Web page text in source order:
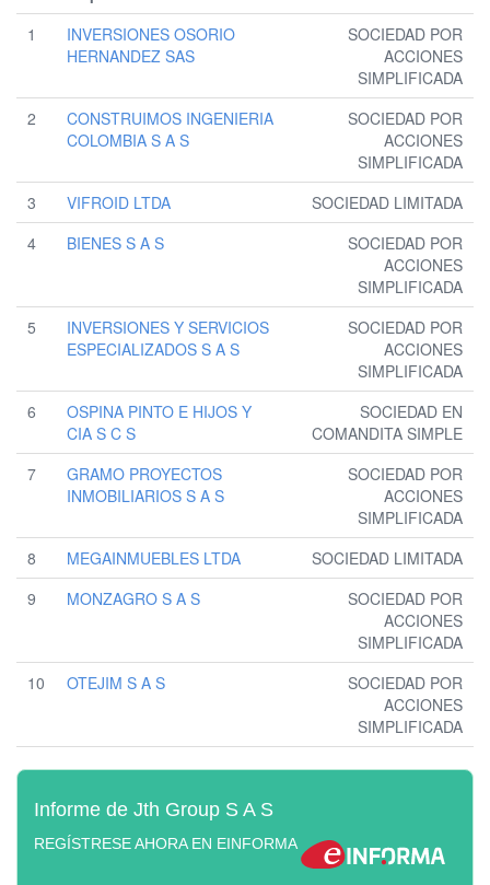
1
INVERSIONES OSORIO
HERNANDEZ SAS
SOCIEDAD POR
ACCIONES
SIMPLIFICADA
2
CONSTRUIMOS INGENIERIA
COLOMBIA S A S
SOCIEDAD POR
ACCIONES
SIMPLIFICADA
3
VIFROID LTDA
SOCIEDAD LIMITADA
4
BIENES S A S
SOCIEDAD POR
ACCIONES
SIMPLIFICADA
5
INVERSIONES Y SERVICIOS
ESPECIALIZADOS S A S
SOCIEDAD POR
ACCIONES
SIMPLIFICADA
6
OSPINA PINTO E HIJOS Y
CIA S C S
SOCIEDAD EN
COMANDITA SIMPLE
7
GRAMO PROYECTOS
INMOBILIARIOS S A S
SOCIEDAD POR
ACCIONES
SIMPLIFICADA
8
MEGAINMUEBLES LTDA
SOCIEDAD LIMITADA
9
MONZAGRO S A S
SOCIEDAD POR
ACCIONES
SIMPLIFICADA
10
OTEJIM S A S
SOCIEDAD POR
ACCIONES
SIMPLIFICADA
Informe de Jth Group S A S
REGÍSTRESE AHORA EN EINFORMA